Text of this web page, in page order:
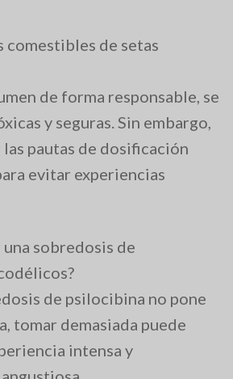
comestibles de setas
de forma responsable, se
y seguras. Sin embargo,
pautas de dosificación
evitar experiencias
sobredosis de
de psilocibina no pone
tomar demasiada puede
intensa y